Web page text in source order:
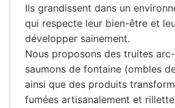
Ils grandissent dans un
qui respecte leur bien-être et
développer sainement.
Nous proposons des truites
saumons de fontaine (ombles
ainsi que des produits
fumées artisanalement et